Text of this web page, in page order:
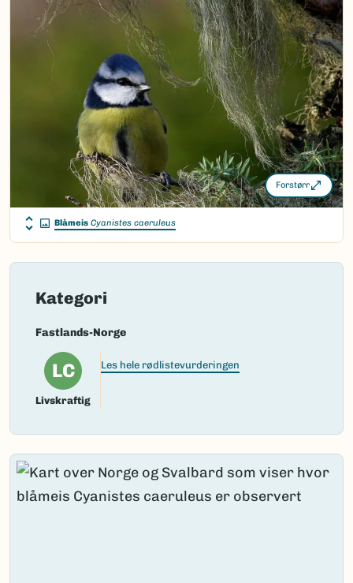
Bokmål: blåmeis
Nynorsk:
Nordsamisk/Davvisámegiella:alitgaccet
Vitenskapelig navn ID:4365
203652
Gå til Nortaxa for flere detaljer
(Ekstern lenke)
Forstørr
Blåmeis Cyanistes caeruleus
Kategori
Fastlands-Norge
LC
Livskraftig
Les hele rødlistevurderingen